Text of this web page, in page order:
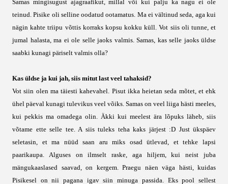
Samas mingisugust ajagraafikut, millal või kui palju ka nagu ei ole
teinud. Pisike oli selline oodatud ootamatus. Ma ei vältinud seda, aga kui
nägin kahte triipu võttis korraks kopsu kokku küll. Vot siis oli tunne, et
jumal halasta, ma ei ole selle jaoks valmis. Samas, kas selle jaoks üldse
saabki kunagi päriselt valmis olla?
Kas üldse ja kui jah, siis mitut last veel tahaksid?
Vot siin olen ma täiesti kahevahel. Pisut ikka heietan seda mõtet, et ehk
ühel päeval kunagi tulevikus veel võiks. Samas on veel liiga hästi meeles,
kui pekkis ma omadega olin. Äkki kui meelest ära lõpuks läheb, siis
võtame ette selle tee. A siis tuleks teha kaks järjest :D Just ükspäev
seletasin, et ma nüüd saan aru miks osad ütlevad, et tehke lapsi
paarikaupa. Alguses on ilmselt raske, aga hiljem, kui neist juba
mängukaaslased saavad, on kergem. Praegu näen väga hästi, kuidas
Pisikesel on nii pagana igav siin minuga passida. Eks pool sellest